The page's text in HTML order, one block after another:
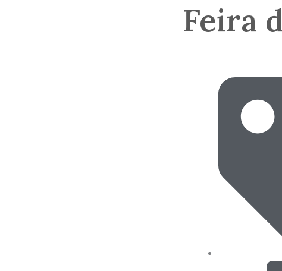
Feira